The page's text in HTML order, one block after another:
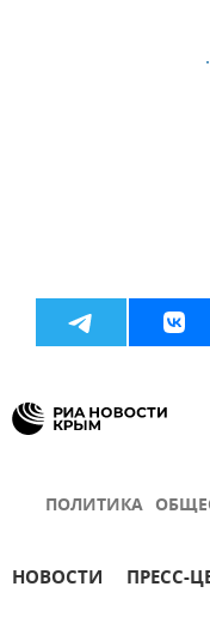
ПОЛИТИКА
НОВОСТИ ПРЕСС-